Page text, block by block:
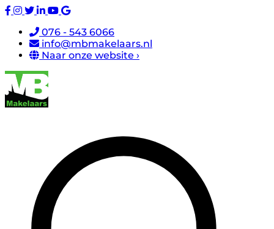
076 - 543 6066
info@mbmakelaars.nl
Naar onze website ›